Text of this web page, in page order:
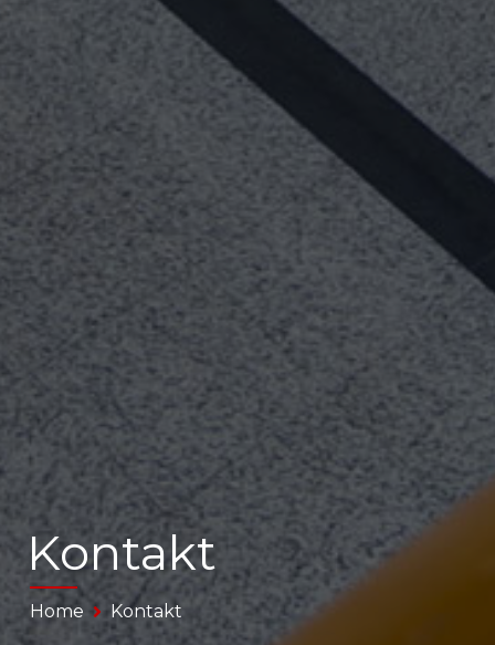
Kontakt
Home Kontakt